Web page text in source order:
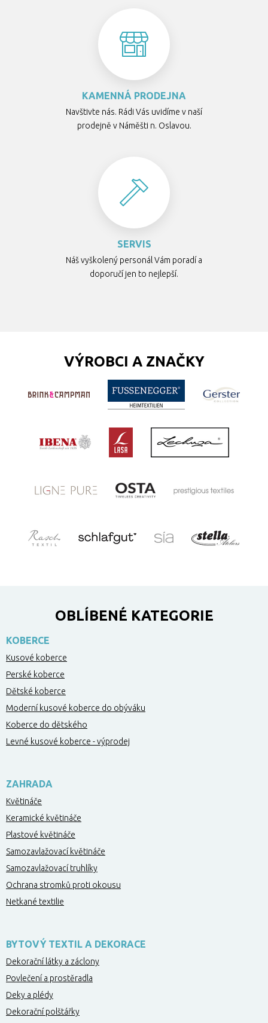
KAMENNÁ PRODEJNA
Navštivte nás. Rádi Vás uvidíme v naší
prodejně v Náměšti n. Oslavou.
SERVIS
Náš vyškolený personál Vám poradí a
doporučí jen to nejlepší.
VÝROBCI A ZNAČKY
OBLÍBENÉ KATEGORIE
KOBERCE
Kusové koberce
Perské koberce
Dětské koberce
Moderní kusové koberce do obýváku
Koberce do dětského
Levné kusové koberce - výprodej
ZAHRADA
Květináče
Keramické květináče
Plastové květináče
Samozavlažovací květináče
Samozavlažovací truhlíky
Ochrana stromků proti okousu
Netkané textilie
BYTOVÝ TEXTIL A DEKORACE
Dekorační látky a záclony
Povlečení a prostěradla
Deky a plédy
Dekorační polštářky